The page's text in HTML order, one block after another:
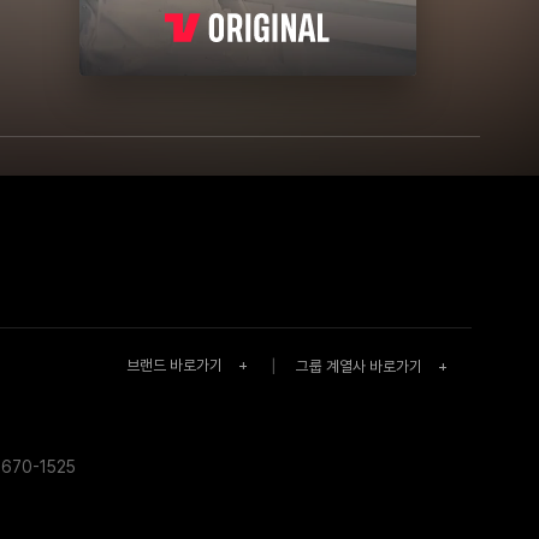
브랜드 바로가기 + 그룹 계열사 바로가기 +
1525